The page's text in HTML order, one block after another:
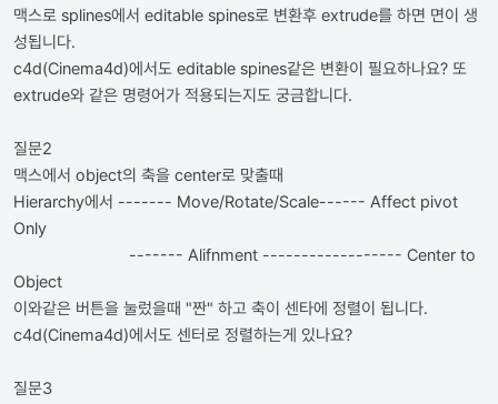
맥스로 splines에서 editable spines로 변환후 extrude를 하면 면이 생
성됩니다.
c4d(Cinema4d)에서도 editable spines같은 변환이 필요하나요? 또
extrude와 같은 명령어가 적용되는지도 궁금합니다.
질문2
맥스에서 object의 축을 center로 맞출때
Hierarchy에서 ------- Move/Rotate/Scale------ Affect pivot
Only
------- Alifnment ------------------ Center to
Object
이와같은 버튼을 눌렀을때 "짠" 하고 축이 센타에 정렬이 됩니다.
c4d(Cinema4d)에서도 센터로 정렬하는게 있나요?
질문3